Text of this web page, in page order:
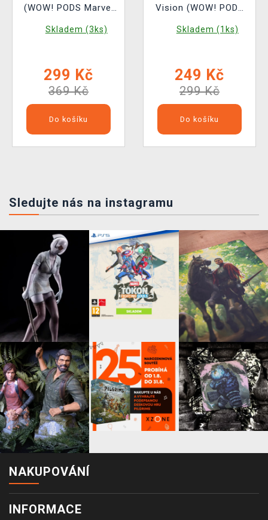
(WOW! PODS Marvel
Skladem (3ks)
299 Kč
369 Kč
Do košíku
Vision (WOW! PODS
Skladem (1ks)
249 Kč
299 Kč
Do košíku
Sledujte nás na instagramu
NAKUPOVÁNÍ
INFORMACE